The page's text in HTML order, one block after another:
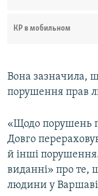
КР в мобильном
Вона зазначила,
порушення прав
«Щодо порушень
Довго
й інші
виданні» про те,
людини у